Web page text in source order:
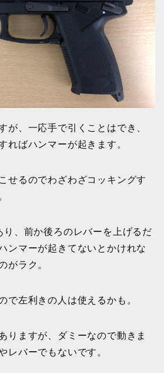
が、一応手で引くことはでき、
ればハンマーが起きます。
せるのでわざわざコッキングす
り、前か後ろのレバーを上げるだ
ンマーが起きてないとかけれな
がラク。
で左利きの人は使えるかも。
りますが、ダミーなので動きま
レバーでもないです。